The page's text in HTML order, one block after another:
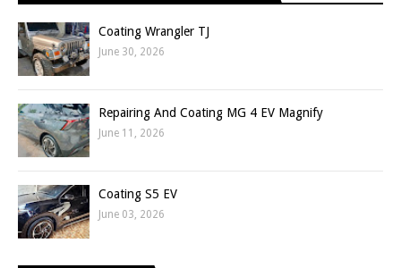
Coating Wrangler TJ
June 30, 2026
Repairing And Coating MG 4 EV Magnify
June 11, 2026
Coating S5 EV
June 03, 2026